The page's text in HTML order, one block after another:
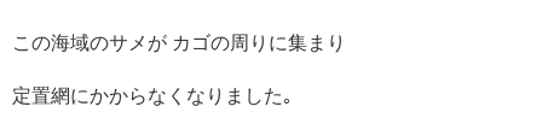
この海域のサメが カゴの周りに集まり
定置網にかからなくなりました｡